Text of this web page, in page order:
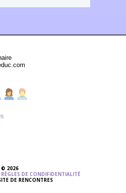
© 2026
RÈGLES DE CONDIFIDENTIALITÉ
DE RENCONTRES